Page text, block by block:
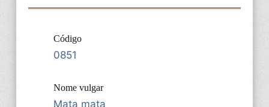
Código
0851
Nome vulgar
Mata mata